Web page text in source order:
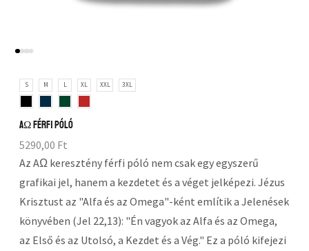
S M L XL XXL 3XL
AΩ férfi póló
5290,00 Ft
Az AΩ keresztény férfi póló nem csak egy egyszerű
grafikai jel, hanem a kezdetet és a véget jelképezi. Jézus
Krisztust az "Alfa és az Omega"-ként említik a Jelenések
könyvében (Jel 22,13): "Én vagyok az Alfa és az Omega,
az Első és az Utolsó, a Kezdet és a Vég." Ez a póló kifejezi